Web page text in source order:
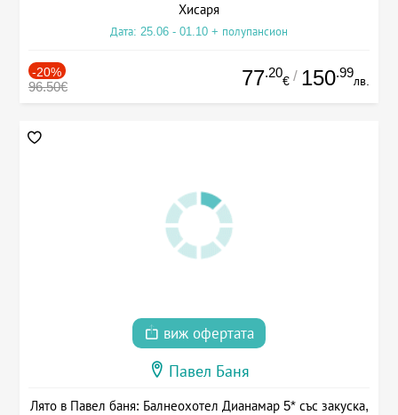
Хисаря
Дата: 25.06 - 01.10 + полупансион
-20%
96.50€ 77.20
€ / 150.99
лв.
виж офертата
Павел Баня
Лято в Павел баня: Балнеохотел Дианамар 5* със закуска,